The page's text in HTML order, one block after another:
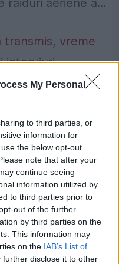
My Personal
to third parties, or
information for
the below opt-out
note that after your
continue seeing
information utilized by
to third parties prior to
out of the further
by third parties on the
This information may
on the IAB’s List of
further disclose it to other
raiduri aeriene a...
şi
pentru multe
şi tv din ţara sa,
mai multor